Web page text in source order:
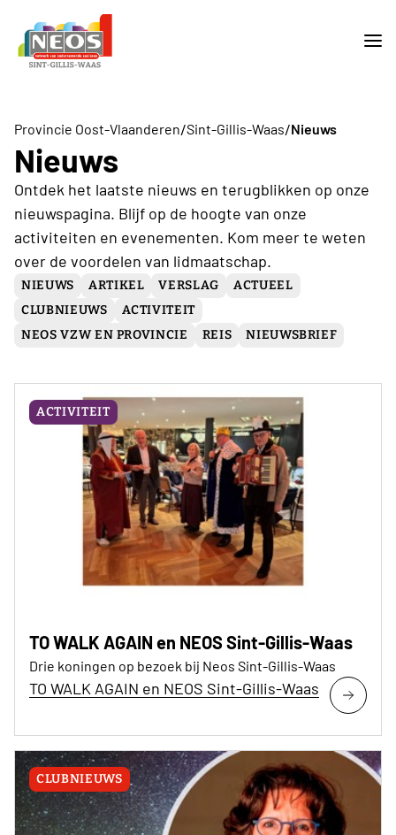
Provincie Oost-Vlaanderen/Sint-Gillis-Waas/Nieuws
Nieuws
Ontdek het laatste nieuws en terugblikken op onze
nieuwspagina. Blijf op de hoogte van onze
activiteiten en evenementen. Kom meer te weten
over de voordelen van lidmaatschap.
NIEUWS ARTIKEL VERSLAG
ACTUEEL
CLUBNIEUWS
ACTIVITEIT
NEOS VZW EN PROVINCIE
REIS NIEUWSBRIEF
ACTIVITEIT
TO WALK AGAIN en NEOS Sint-Gillis-Waas
Drie koningen op bezoek bij Neos Sint-Gillis-Waas
TO WALK AGAIN en NEOS Sint-Gillis-Waas
CLUBNIEUWS